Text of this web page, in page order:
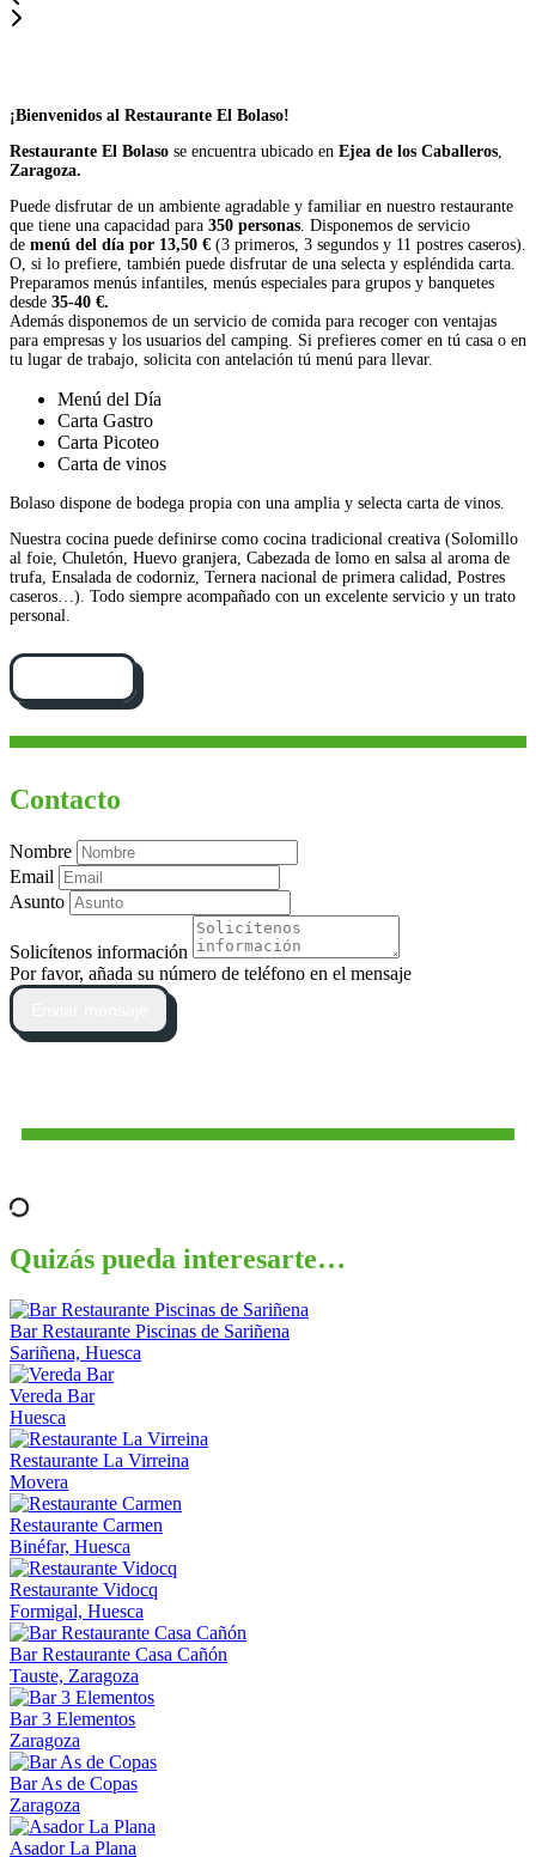
¡Bienvenidos al Restaurante El Bolaso!
Restaurante El Bolaso se encuentra ubicado en Ejea de los Caballeros
Zaragoza.
Puede disfrutar de un ambiente agradable y familiar en nuestro restaurante
que tiene una capacidad para 350 personas . Disponemos de servicio
de menú del día por 13,50 € (3 primeros, 3 segundos y 11 postres caseros).
O, si lo prefiere, también puede disfrutar de una selecta y espléndida carta.
Preparamos menús infantiles, menús especiales para grupos y banquetes
desde 35-40 €.
Además disponemos de un servicio de comida para recoger con ventajas
para empresas y los usuarios del camping. Si prefieres comer en tú casa o en
tu lugar de trabajo, solicita con antelación tú menú para llevar.
Menú del Día
Carta Gastro
Carta Picoteo
Carta de vinos
Bolaso dispone de bodega propia con una amplia y selecta carta de vinos.
Nuestra cocina puede definirse como cocina tradicional creativa (Solomillo
al foie, Chuletón, Huevo granjera, Cabezada de lomo en salsa al aroma de
trufa, Ensalada de codorniz, Ternera nacional de primera calidad, Postres
caseros…). Todo siempre acompañado con un excelente servicio y un trato
personal.
Contacto
Nombre
Email
Asunto
Solicítenos información
Por favor, añada su número de teléfono en el mensaje
Quizás pueda interesarte…
Bar Restaurante Piscinas de Sariñena
Sariñena, Huesca
Vereda Bar
Huesca
Restaurante La Virreina
Movera
Restaurante Carmen
Binéfar, Huesca
Restaurante Vidocq
Formigal, Huesca
Bar Restaurante Casa Cañón
Tauste, Zaragoza
Bar 3 Elementos
Zaragoza
Bar As de Copas
Zaragoza
Asador La Plana